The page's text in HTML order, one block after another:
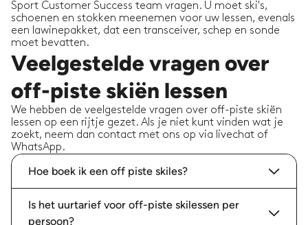
Sport Customer Success team vragen. U moet ski's,
schoenen en stokken meenemen voor uw lessen, evenals
een lawinepakket, dat een transceiver, schep en sonde
moet bevatten.
Veelgestelde vragen over
off-piste skiën lessen
We hebben de veelgestelde vragen over off-piste skiën
lessen op een rijtje gezet. Als je niet kunt vinden wat je
zoekt, neem dan contact met ons op via livechat of
WhatsApp.
Hoe boek ik een off piste skiles?
Is het uurtarief voor off-piste skilessen per
persoon?